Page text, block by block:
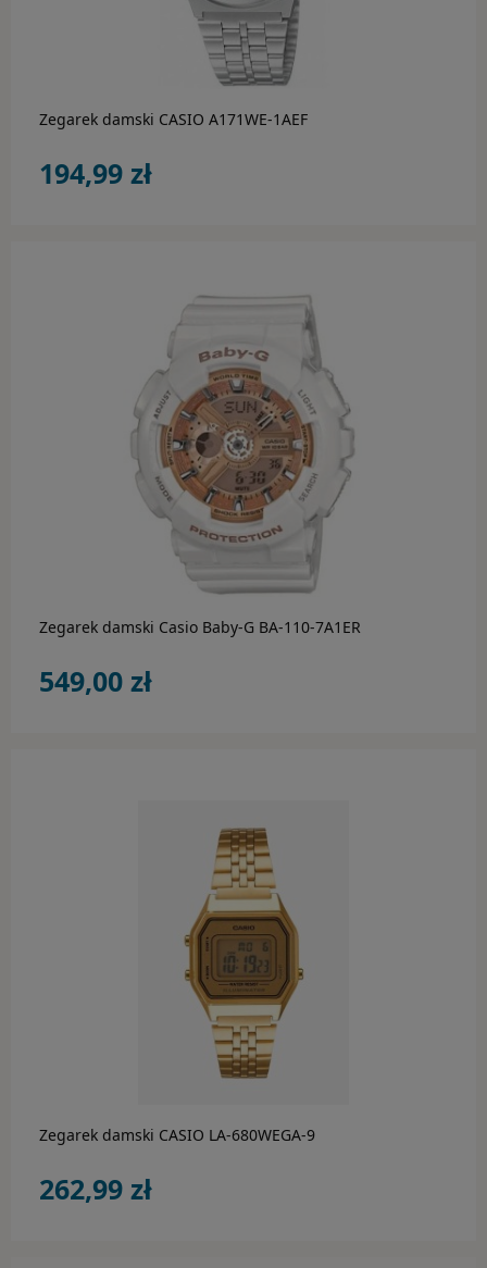
Morellato
Save Brave
Thomas Sabo
Michael Kors
Marc Malone
Tommy Hilfiger
Tamaris
Rothenschild
BESTSELLER
Zegarek damski CASIO A171WE-1AEF
194,99 zł
do koszyka
Zegarek damski Casio Baby-G BA-110-7A1ER
549,00 zł
do koszyka
Zegarek damski CASIO LA-680WEGA-9
262,99 zł
do koszyka